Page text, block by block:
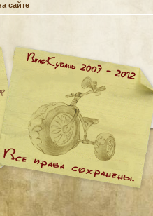
сайте